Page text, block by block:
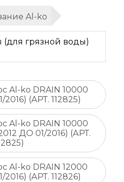
Al-ko
грязной воды)
Al-ko DRAIN 10000
2016) (АРТ. 112825)
Al-ko DRAIN 10000
ДО 01/2016) (АРТ.
Al-ko DRAIN 12000
2016) (АРТ. 112826)